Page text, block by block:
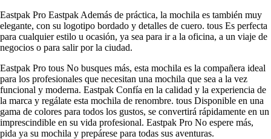
Eastpak Pro Eastpak Además de práctica, la mochila es también muy
elegante, con su logotipo bordado y detalles de cuero. tous Es perfecta
para cualquier estilo u ocasión, ya sea para ir a la oficina, a un viaje de
negocios o para salir por la ciudad.
Eastpak Pro tous No busques más, esta mochila es la compañera ideal
para los profesionales que necesitan una mochila que sea a la vez
funcional y moderna. Eastpak Confía en la calidad y la experiencia de
la marca y regálate esta mochila de renombre. tous Disponible en una
gama de colores para todos los gustos, se convertirá rápidamente en un
imprescindible en su vida profesional. Eastpak Pro No espere más,
pida ya su mochila y prepárese para todas sus aventuras.